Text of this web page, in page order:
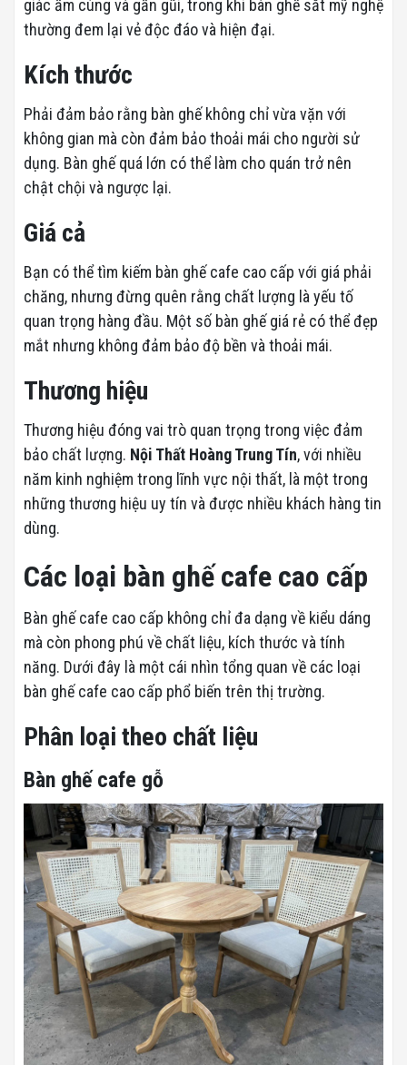
giác ấm cúng và gần gũi, trong khi bàn ghế sắt mỹ nghệ
thường đem lại vẻ độc đáo và hiện đại.
Kích thước
Phải đảm bảo rằng bàn ghế không chỉ vừa vặn với
không gian mà còn đảm bảo thoải mái cho người sử
dụng. Bàn ghế quá lớn có thể làm cho quán trở nên
chật chội và ngược lại.
Giá cả
Bạn có thể tìm kiếm bàn ghế cafe cao cấp với giá phải
chăng, nhưng đừng quên rằng chất lượng là yếu tố
quan trọng hàng đầu. Một số bàn ghế giá rẻ có thể đẹp
mắt nhưng không đảm bảo độ bền và thoải mái.
Thương hiệu
Thương hiệu đóng vai trò quan trọng trong việc đảm
bảo chất lượng. Nội Thất Hoàng Trung Tín, với nhiều
năm kinh nghiệm trong lĩnh vực nội thất, là một trong
những thương hiệu uy tín và được nhiều khách hàng tin
dùng.
Các loại bàn ghế cafe cao cấp
Bàn ghế cafe cao cấp không chỉ đa dạng về kiểu dáng
mà còn phong phú về chất liệu, kích thước và tính
năng. Dưới đây là một cái nhìn tổng quan về các loại
bàn ghế cafe cao cấp phổ biến trên thị trường.
Phân loại theo chất liệu
Bàn ghế cafe gỗ